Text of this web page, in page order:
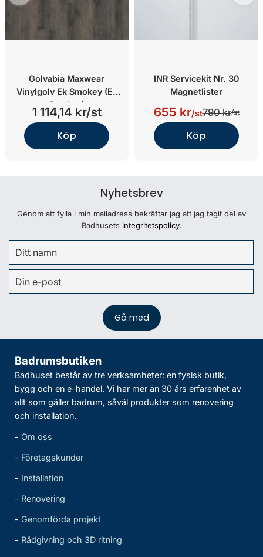
Golvabia Maxwear
Vinylgolv Ek Smokey (Ek
Smokey)
1 114,14 kr/st
Köp
INR Servicekit Nr. 30
Magnetlister
655 kr/st790 kr/st
Köp
Nyhetsbrev
Genom att fylla i min mailadress bekräftar jag att jag tagit del av
Badhusets integritetspolicy.
Badrumsbutiken
Badhuset består av tre verksamheter: en fysisk butik,
bygg och en e-handel. Vi har mer än 30 års erfarenhet av
allt som gäller badrum, såväl produkter som renovering
och installation.
- Om oss
- Företagskunder
- Installation
- Renovering
- Genomförda projekt
- Rådgivning och 3D ritning